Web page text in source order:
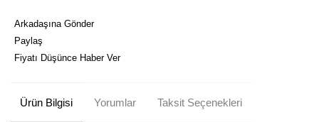
Arkadaşına Gönder
Paylaş
Fiyatı Düşünce Haber Ver
Ürün Bilgisi Yorumlar Taksit Seçenekleri